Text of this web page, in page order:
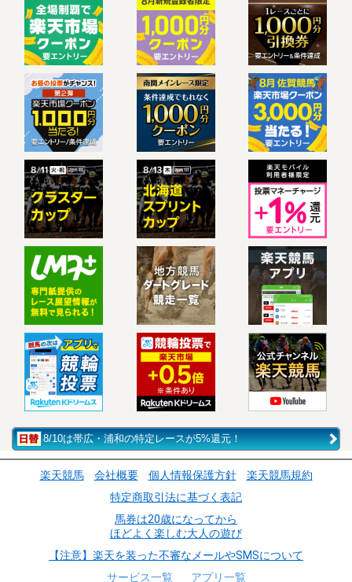
8/10は帯広・浦和の特定レースが5%還元！
楽天競馬 会社概要 個人情報保護方針
楽天競馬規約
特定商取引法に基づく表記
馬券は20歳になってから
ほどよく楽しむ大人の遊び
【注意】楽天を装った不審なメールやSMSについて
サービス一覧
アプリ一覧